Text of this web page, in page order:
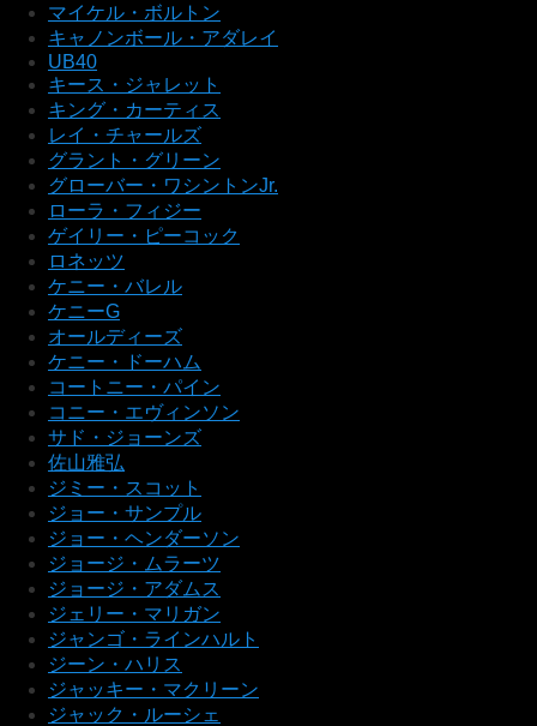
マイケル・ボルトン
キャノンボール・アダレイ
UB40
キース・ジャレット
キング・カーティス
レイ・チャールズ
グラント・グリーン
グローバー・ワシントンJr.
ローラ・フィジー
ゲイリー・ピーコック
ロネッツ
ケニー・バレル
ケニーG
オールディーズ
ケニー・ドーハム
コートニー・パイン
コニー・エヴィンソン
サド・ジョーンズ
佐山雅弘
ジミー・スコット
ジョー・サンプル
ジョー・ヘンダーソン
ジョージ・ムラーツ
ジョージ・アダムス
ジェリー・マリガン
ジャンゴ・ラインハルト
ジーン・ハリス
ジャッキー・マクリーン
ジャック・ルーシェ